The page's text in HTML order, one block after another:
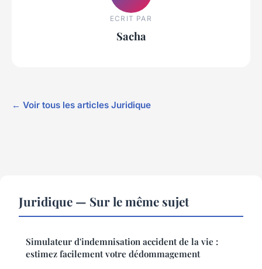
ECRIT PAR
Sacha
← Voir tous les articles Juridique
Juridique — Sur le même sujet
Simulateur d'indemnisation accident de la vie :
estimez facilement votre dédommagement